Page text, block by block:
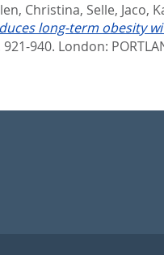
Christina, Selle, Jaco,
long-term obesity
940. London: